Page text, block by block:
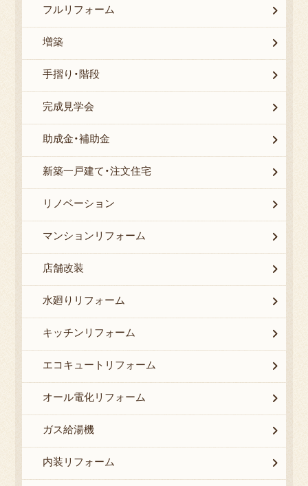
フルリフォーム
増築
手摺り・階段
完成見学会
助成金・補助金
新築一戸建て・注文住宅
リノベーション
マンションリフォーム
店舗改装
水廻りリフォーム
キッチンリフォーム
エコキュートリフォーム
オール電化リフォーム
ガス給湯機
内装リフォーム